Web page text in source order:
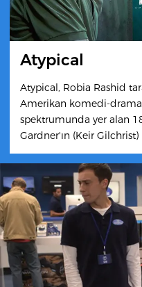
Atypical
Atypical, Robia Rashid
Amerikan komedi-
spektrumunda yer alan
Gardner'ın (Keir